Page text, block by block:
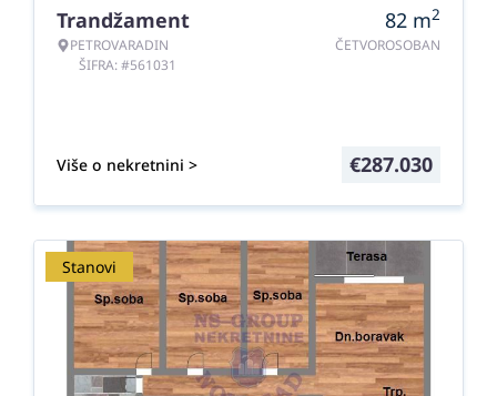
Trandžament
PETROVARADIN
ŠIFRA: #561031
82 m2
ČETVOROSOBAN
Više o nekretnini > €287.030
Stanovi